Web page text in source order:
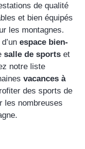
de qualité
et bien équipés
les montagnes.
espace bien-
salle de sports et
notre liste
vacances à
des sports de
les nombreuses